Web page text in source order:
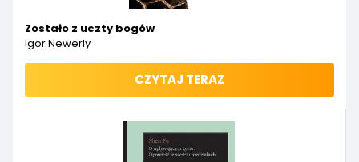
Zostało z uczty bogów
Igor Newerly
CZYTAJ TERAZ